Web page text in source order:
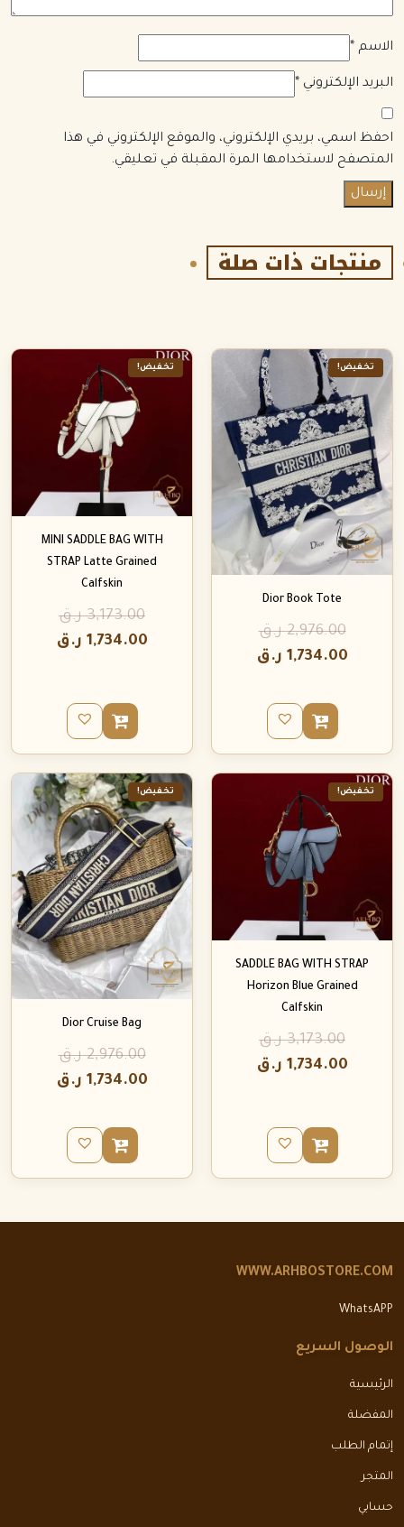
الاسم *
البريد الإلكتروني *
احفظ اسمي، بريدي الإلكتروني، والموقع الإلكتروني في هذا
المتصفح لاستخدامها المرة المقبلة في تعليقي.
منتجات ذات صلة
تخفيض!
Dior Book Tote
2,976.00 ر.ق
1,734.00 ر.ق
تخفيض!
MINI SADDLE BAG WITH
STRAP Latte Grained
Calfskin
3,173.00 ر.ق
1,734.00 ر.ق
تخفيض!
SADDLE BAG WITH STRAP
Horizon Blue Grained
Calfskin
3,173.00 ر.ق
1,734.00 ر.ق
تخفيض!
Dior Cruise Bag
2,976.00 ر.ق
1,734.00 ر.ق
WWW.ARHBOSTORE.COM
WhatsAPP
الوصول السريع
الرئيسية
المفضلة
إتمام الطلب
المتجر
حسابي